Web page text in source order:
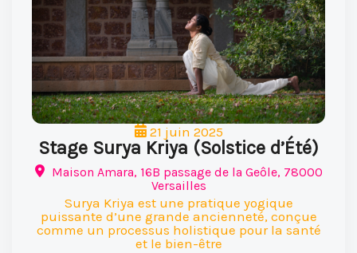
21 juin 2025
Stage Surya Kriya (Solstice d’Été)
Maison Amara, 16B passage de la Geôle, 78000
Versailles
Surya Kriya est une pratique yogique
puissante d’une grande ancienneté, conçue
comme un processus holistique pour la santé
et le bien-être